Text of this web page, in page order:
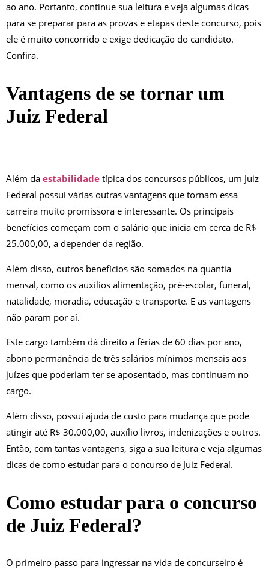
ao ano. Portanto, continue sua leitura e veja algumas dicas
para se preparar para as provas e etapas deste concurso, pois
ele é muito concorrido e exige dedicação do candidato.
Confira.
Vantagens de se tornar um
Juiz Federal
Além da estabilidade típica dos concursos públicos, um Juiz
Federal possui várias outras vantagens que tornam essa
carreira muito promissora e interessante. Os principais
benefícios começam com o salário que inicia em cerca de R$
25.000,00, a depender da região.
Além disso, outros benefícios são somados na quantia
mensal, como os auxílios alimentação, pré-escolar, funeral,
natalidade, moradia, educação e transporte. E as vantagens
não param por aí.
Este cargo também dá direito a férias de 60 dias por ano,
abono permanência de três salários mínimos mensais aos
juízes que poderiam ter se aposentado, mas continuam no
cargo.
Além disso, possui ajuda de custo para mudança que pode
atingir até R$ 30.000,00, auxílio livros, indenizações e outros.
Então, com tantas vantagens, siga a sua leitura e veja algumas
dicas de como estudar para o concurso de Juiz Federal.
Como estudar para o concurso
de Juiz Federal?
O primeiro passo para ingressar na vida de concurseiro é